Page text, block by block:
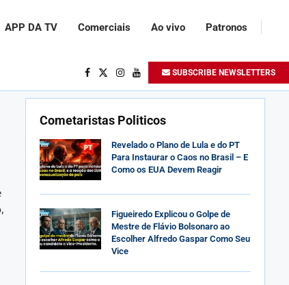
APP DA TV Comerciais Ao vivo Patronos
SUBSCRIBE NEWSLETTERS
Cometaristas Politicos
Revelado o Plano de Lula e do PT
Para Instaurar o Caos no Brasil – E
Como os EUA Devem Reagir
Figueiredo Explicou o Golpe de
Mestre de Flávio Bolsonaro ao
Escolher Alfredo Gaspar Como Seu
Vice